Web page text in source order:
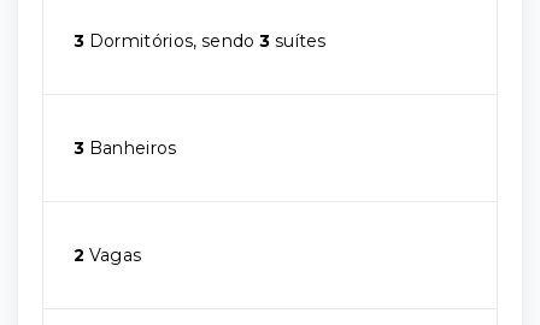
3 Dormitórios, sendo3 suítes
3 Banheiros
2 Vagas